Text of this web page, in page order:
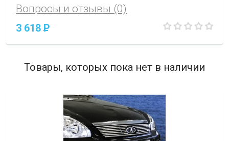
Вопросы и отзывы (0)
3 618P
Товары, которых пока нет в наличии